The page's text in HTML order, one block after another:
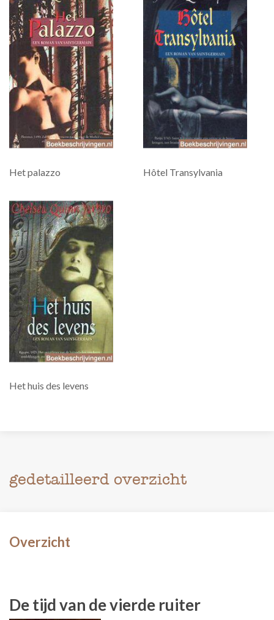
Het palazzo Hôtel Transylvania
Het huis des levens
gedetailleerd overzicht
Overzicht
De tijd van de vierde ruiter